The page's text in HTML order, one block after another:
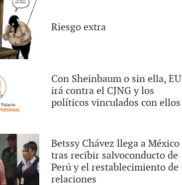
Riesgo extra
Con Sheinbaum o sin ella, EU
irá contra el CJNG y los
políticos vinculados con ellos
Betssy Chávez llega a México
tras recibir salvoconducto de
Perú y el restablecimiento de
relaciones